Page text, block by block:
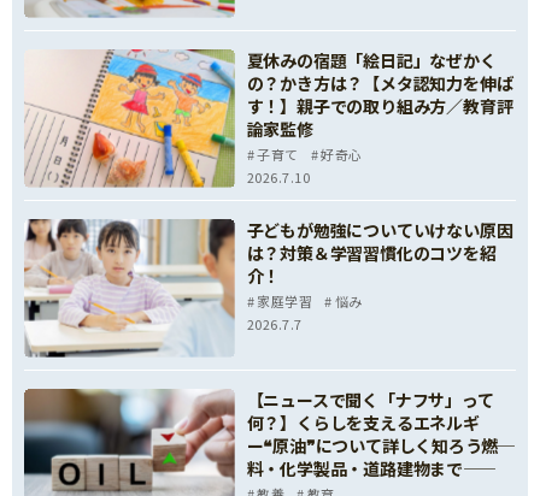
夏休みの宿題「絵日記」なぜかく
の？かき方は？【メタ認知力を伸ば
す！】親子での取り組み方／教育評
論家監修
子育て
好奇心
2026.7.10
子どもが勉強についていけない原因
は？対策＆学習習慣化のコツを紹
介！
家庭学習
悩み
2026.7.7
【ニュースで聞く「ナフサ」って
何？】くらしを支えるエネルギ
ー❝原油❞について詳しく知ろう――燃
料・化学製品・道路建物まで――